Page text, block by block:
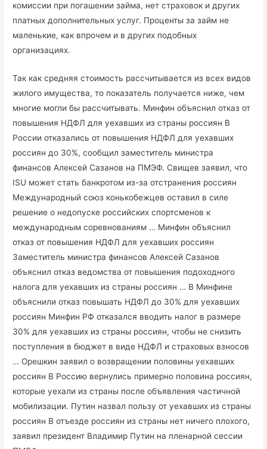
комиссии при погашении займа, нет страховок и других
платных дополнительных услуг. Проценты за займ не
маленькие, как впрочем и в других подобных
организациях.
Так как средняя стоимость рассчитывается из всех видов
жилого имущества, то показатель получается ниже, чем
многие могли бы рассчитывать. Минфин объяснил отказ от
повышения НДФЛ для уехавших из страны россиян В
России отказались от повышения НДФЛ для уехавших
россиян до 30%, сообщил заместитель министра
финансов Алексей Сазанов на ПМЭФ. Свищев заявил, что
ISU может стать банкротом из-за отстранения россиян
Международный союз конькобежцев оставил в силе
решение о недопуске российских спортсменов к
международным соревнованиям … Минфин объяснил
отказ от повышения НДФЛ для уехавших россиян
Заместитель министра финансов Алексей Сазанов
объяснил отказ ведомства от повышения подоходного
налога для уехавших из страны россиян … В Минфине
объяснили отказ повышать НДФЛ до 30% для уехавших
россиян Минфин РФ отказался вводить налог в размере
30% для уехавших из страны россиян, чтобы не снизить
поступления в бюджет в виде НДФЛ и страховых взносов
… Орешкин заявил о возвращении половины уехавших
россиян В Россию вернулись примерно половина россиян,
которые уехали из страны после объявления частичной
мобилизации. Путин назвал пользу от уехавших из страны
россиян В отъезде россиян из страны нет ничего плохого,
заявил президент Владимир Путин на пленарной сессии